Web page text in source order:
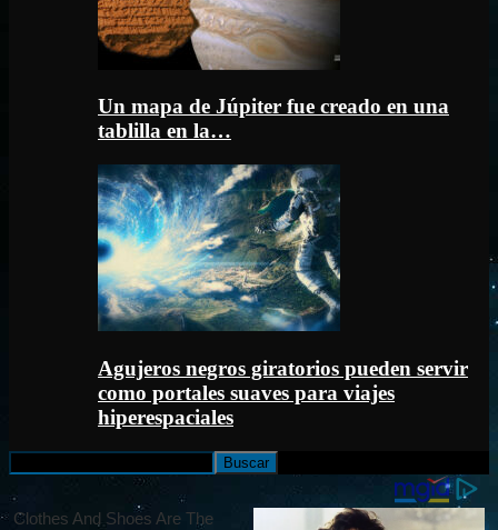
Un mapa de Júpiter fue creado en una
tablilla en la…
Agujeros negros giratorios pueden servir
como portales suaves para viajes
hiperespaciales